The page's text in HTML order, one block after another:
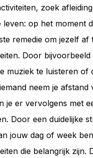
zoek
op het moment
remedie om jezelf af
Door bijvoorbeeld
muziek te luisteren of
neem je afstand
je er vervolgens met
Door een duidelijke
jouw dag of week
die belangrijk zijn.